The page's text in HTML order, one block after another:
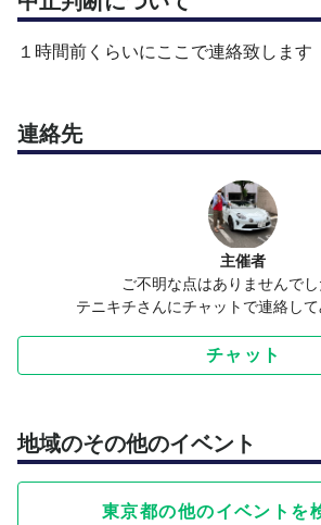
１時間前くらいにここで連絡致します
連絡先
主催者
ご不明な点はありませんでし
テニキチさんにチャットで連絡して
チャット
地域のその他のイベント
東京都の他のイベントを